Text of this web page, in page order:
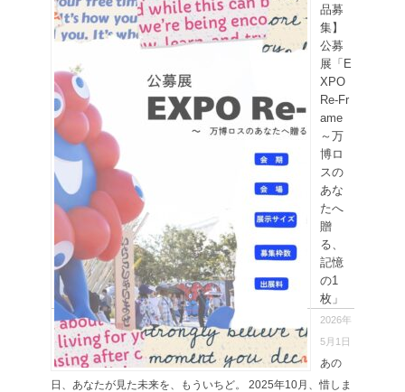
品募
集】
公募
展「E
XPO
Re-Fr
ame
～万
博ロ
スの
あな
たへ
贈
る、
記憶
の1
枚」
2026年
5月1日
あの
日、あなたが見た未来を、もういちど。 2025年10月、惜しま